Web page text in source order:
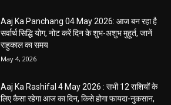
Aaj Ka Panchang 04 May 2026: आज बन रहा है
सर्वार्थ सिद्धि योग, नोट करें दिन के शुभ-अशुभ मुहूर्त, जानें
राहुकाल का समय
May 4, 2026
Aaj Ka Rashifal 4 May 2026 : सभी 12 राशियों के
लिए कैसा रहेगा आज का दिन, किसे होगा फायदा-नुकसान,